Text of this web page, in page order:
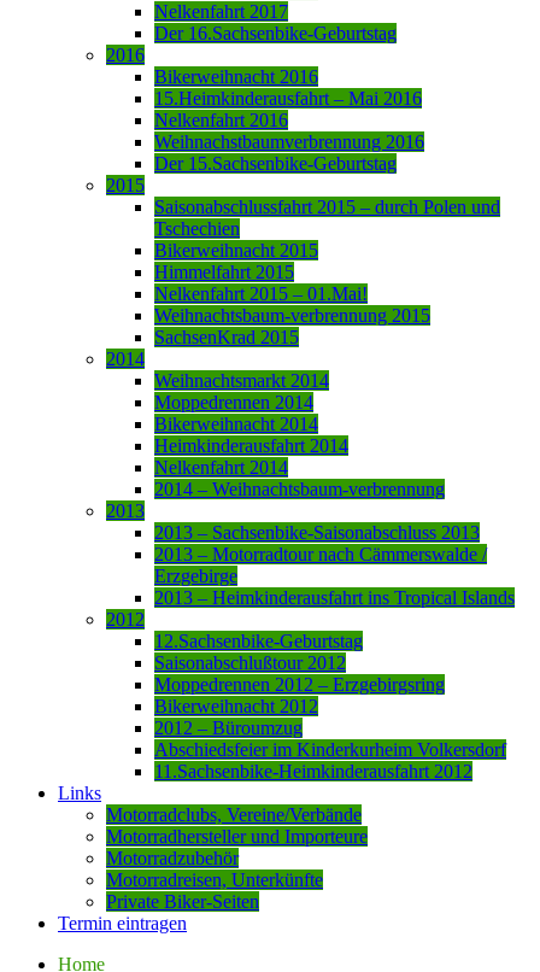
Nelkenfahrt 2017
Der 16.Sachsenbike-Geburtstag
2016
Bikerweihnacht 2016
15.Heimkinderausfahrt – Mai 2016
Nelkenfahrt 2016
Weihnachstbaumverbrennung 2016
Der 15.Sachsenbike-Geburtstag
2015
Saisonabschlussfahrt 2015 – durch Polen und
Tschechien
Bikerweihnacht 2015
Himmelfahrt 2015
Nelkenfahrt 2015 – 01.Mai!
Weihnachtsbaum-verbrennung 2015
SachsenKrad 2015
2014
Weihnachtsmarkt 2014
Moppedrennen 2014
Bikerweihnacht 2014
Heimkinderausfahrt 2014
Nelkenfahrt 2014
2014 – Weihnachtsbaum-verbrennung
2013
2013 – Sachsenbike-Saisonabschluss 2013
2013 – Motorradtour nach Cämmerswalde /
Erzgebirge
2013 – Heimkinderausfahrt ins Tropical Islands
2012
12.Sachsenbike-Geburtstag
Saisonabschlußtour 2012
Moppedrennen 2012 – Erzgebirgsring
Bikerweihnacht 2012
2012 – Büroumzug
Abschiedsfeier im Kinderkurheim Volkersdorf
11.Sachsenbike-Heimkinderausfahrt 2012
Links
Motorradclubs, Vereine/Verbände
Motorradhersteller und Importeure
Motorradzubehör
Motorradreisen, Unterkünfte
Private Biker-Seiten
Termin eintragen
Home